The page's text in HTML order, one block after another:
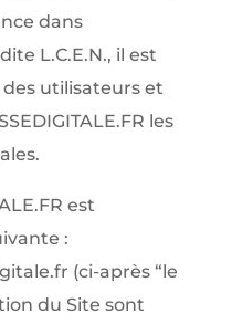
dans
L.C.E.N., il est
utilisateurs et
les
est
:
(ci-après “le
du Site sont